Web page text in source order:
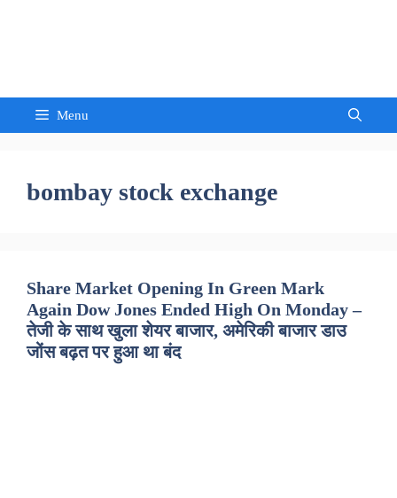
Menu
bombay stock exchange
Share Market Opening In Green Mark
Again Dow Jones Ended High On Monday –
तेजी के साथ खुला शेयर बाजार, अमेरिकी बाजार डाउ
जोंस बढ़त पर हुआ था बंद